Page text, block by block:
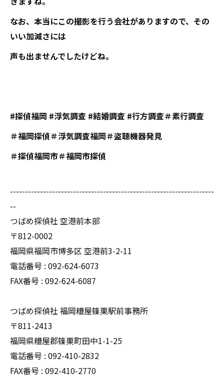
なお、本当にこの撮影を行う会社がありますので、その
いい加減さには
声も出ませんでしたけどね。
#探偵福岡 #浮気調査 #結婚調査 #行方調査＃素行調査
＃福岡探偵＃浮気調査福岡＃盗聴機器発見
＃探偵福岡市＃福岡市探偵
--------------------------------------------------------------------
--
つばめ探偵社 空港前本部
〒812-0002
福岡県福岡市博多区 空港前3-2-11
電話番号 : 092-624-6073
FAX番号 : 092-624-6087
つばめ探偵社 福岡糟屋篠栗駅前事務所
〒811-2413
福岡県糟屋郡篠栗町田中1-1-25
電話番号 : 092-410-2832
FAX番号 : 092-410-2770